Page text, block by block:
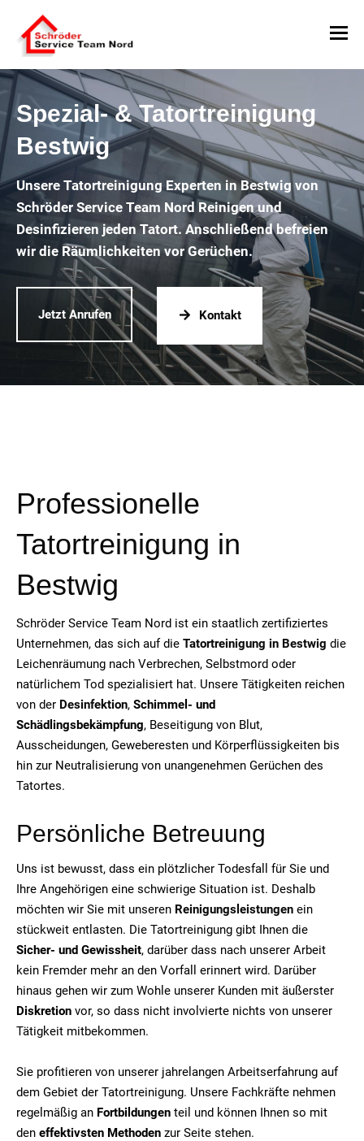
Spezial- & Tatortreinigung
Bestwig
Unsere Tatortreinigung Experten in Bestwig von
Schröder Service Team Nord Reinigen und
Desinfizieren jeden Tatort. Anschließend befreien
wir die Räumlichkeiten vor Gerüchen.
Jetzt Anrufen Kontakt
Professionelle
Tatortreinigung in
Bestwig
Schröder Service Team Nord ist ein staatlich zertifiziertes
Unternehmen, das sich auf die Tatortreinigung in Bestwig die
Leichenräumung nach Verbrechen, Selbstmord oder
natürlichem Tod spezialisiert hat. Unsere Tätigkeiten reichen
von der Desinfektion, Schimmel- und
Schädlingsbekämpfung, Beseitigung von Blut,
Ausscheidungen, Geweberesten und Körperflüssigkeiten bis
hin zur Neutralisierung von unangenehmen Gerüchen des
Tatortes.
Persönliche Betreuung
Uns ist bewusst, dass ein plötzlicher Todesfall für Sie und
Ihre Angehörigen eine schwierige Situation ist. Deshalb
möchten wir Sie mit unseren Reinigungsleistungen ein
stückweit entlasten. Die Tatortreinigung gibt Ihnen die
Sicher- und Gewissheit, darüber dass nach unserer Arbeit
kein Fremder mehr an den Vorfall erinnert wird. Darüber
hinaus gehen wir zum Wohle unserer Kunden mit äußerster
Diskretion vor, so dass nicht involvierte nichts von unserer
Tätigkeit mitbekommen.
Sie profitieren von unserer jahrelangen Arbeitserfahrung auf
dem Gebiet der Tatortreinigung. Unsere Fachkräfte nehmen
regelmäßig an Fortbildungen teil und können Ihnen so mit
den effektivsten Methoden zur Seite stehen.